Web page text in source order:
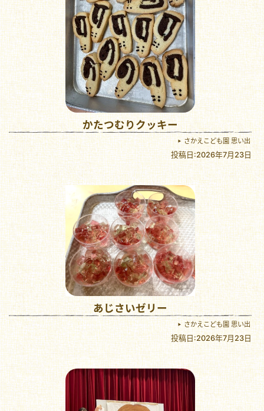
かたつむりクッキー
さかえこども園 思い出
投稿日:2026年7月23日
あじさいゼリー
さかえこども園 思い出
投稿日:2026年7月23日